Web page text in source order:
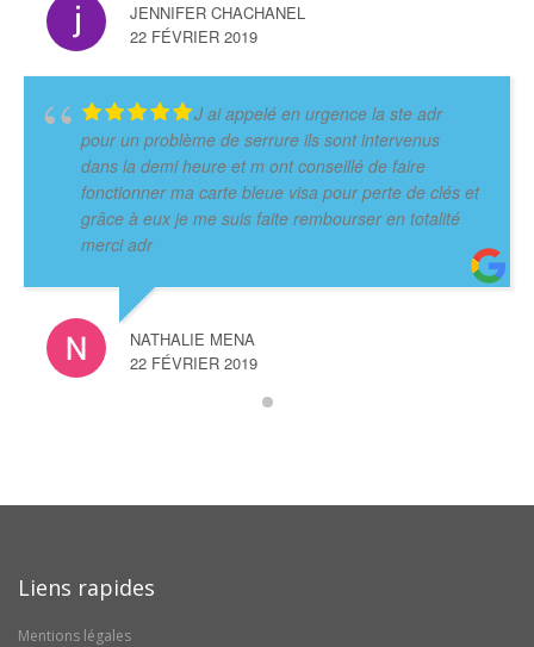
JENNIFER CHACHANEL
22 FÉVRIER 2019
J ai appelé en urgence la ste adr
pour un problème de serrure ils sont intervenus
dans la demi heure et m ont conseillé de faire
fonctionner ma carte bleue visa pour perte de clés et
grâce à eux je me suis faite rembourser en totalité
merci adr
NATHALIE MENA
22 FÉVRIER 2019
Liens rapides
Mentions légales